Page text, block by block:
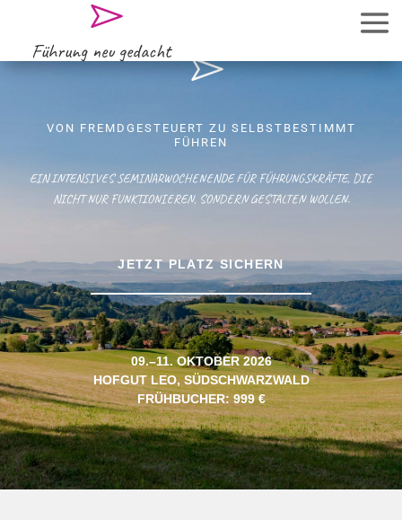
Führung neu gedacht
VON FREMDGESTEUERT ZU SELBSTBESTIMMT
FÜHREN
EIN INTENSIVES SEMINARWOCHENENDE FÜR FÜHRUNGSKRÄFTE, DIE
NICHT NUR FUNKTIONIEREN, SONDERN GESTALTEN WOLLEN.
JETZT PLATZ SICHERN
09.–11. OKTOBER 2026
HOFGUT LEO, SÜDSCHWARZWALD
FRÜHBUCHER: 999 €